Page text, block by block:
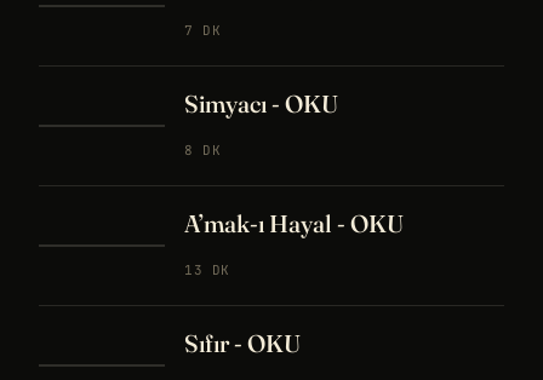
7 DK
Simyacı - OKU
8 DK
A’mak-ı Hayal - OKU
13 DK
Sıfır - OKU